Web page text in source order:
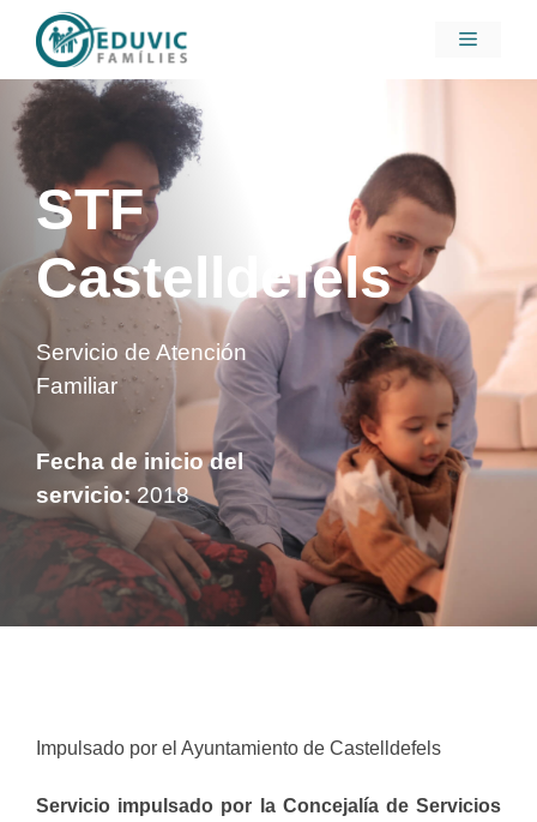
contenido
Menú
STF
Castelldefels
Servicio de Atención
Familiar
Fecha de inicio del
servicio:2018
Impulsado por el Ayuntamiento de Castelldefels
Servicio impulsado por la Concejalía de Servicios